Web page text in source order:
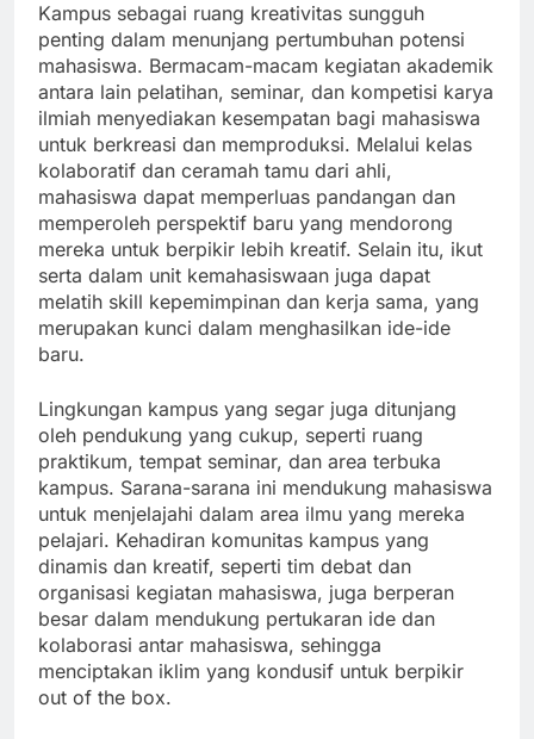
Kampus sebagai ruang kreativitas sungguh
penting dalam menunjang pertumbuhan potensi
mahasiswa. Bermacam-macam kegiatan akademik
antara lain pelatihan, seminar, dan kompetisi karya
ilmiah menyediakan kesempatan bagi mahasiswa
untuk berkreasi dan memproduksi. Melalui kelas
kolaboratif dan ceramah tamu dari ahli,
mahasiswa dapat memperluas pandangan dan
memperoleh perspektif baru yang mendorong
mereka untuk berpikir lebih kreatif. Selain itu, ikut
serta dalam unit kemahasiswaan juga dapat
melatih skill kepemimpinan dan kerja sama, yang
merupakan kunci dalam menghasilkan ide-ide
baru.
Lingkungan kampus yang segar juga ditunjang
oleh pendukung yang cukup, seperti ruang
praktikum, tempat seminar, dan area terbuka
kampus. Sarana-sarana ini mendukung mahasiswa
untuk menjelajahi dalam area ilmu yang mereka
pelajari. Kehadiran komunitas kampus yang
dinamis dan kreatif, seperti tim debat dan
organisasi kegiatan mahasiswa, juga berperan
besar dalam mendukung pertukaran ide dan
kolaborasi antar mahasiswa, sehingga
menciptakan iklim yang kondusif untuk berpikir
out of the box.